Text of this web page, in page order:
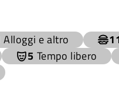
Alloggi e altro
5 Tempo libero